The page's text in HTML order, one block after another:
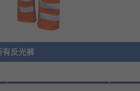
有反光裤